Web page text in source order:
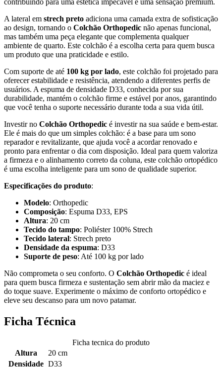
contribuindo para uma estética impecável e uma sensação premium.
A lateral em strech preto adiciona uma camada extra de sofisticação
ao design, tornando o Colchão Orthopedic não apenas funcional,
mas também uma peça elegante que complementa qualquer
ambiente de quarto. Este colchão é a escolha certa para quem busca
um produto que una praticidade e estilo.
Com suporte de até 100 kg por lado, este colchão foi projetado para
oferecer estabilidade e resistência, atendendo a diferentes perfis de
usuários. A espuma de densidade D33, conhecida por sua
durabilidade, mantém o colchão firme e estável por anos, garantindo
que você tenha o suporte necessário durante toda a sua vida útil.
Investir no Colchão Orthopedic é investir na sua saúde e bem-estar.
Ele é mais do que um simples colchão: é a base para um sono
reparador e revitalizante, que ajuda você a acordar renovado e
pronto para enfrentar o dia com disposição. Ideal para quem valoriza
a firmeza e o alinhamento correto da coluna, este colchão ortopédico
é uma escolha inteligente para um sono de qualidade superior.
Especificações do produto:
Modelo: Orthopedic
Composição: Espuma D33, EPS
Altura: 20 cm
Tecido do tampo: Poliéster 100% Strech
Tecido lateral: Strech preto
Densidade da espuma: D33
Suporte de peso: Até 100 kg por lado
Não comprometa o seu conforto. O Colchão Orthopedic é ideal
para quem busca firmeza e sustentação sem abrir mão da maciez e
do toque suave. Experimente o máximo de conforto ortopédico e
eleve seu descanso para um novo patamar.
Ficha Técnica
Ficha tecnica do produto
Altura
20 cm
Densidade D33